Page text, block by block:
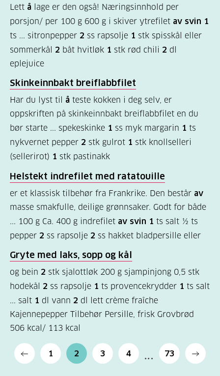
medlem
(1)
Lett å lage er den også! Næringsinnhold per
porsjon/ per 100 g 600 g i skiver ytrefilet av svin 1
ts ... sitronpepper 2 ss rapsolje 1 stk spisskål eller
sommerkål 2 båt hvitløk 1 stk rød chili 2 dl
eplejuice
Skinkeinnbakt breiflabbfilet
Har du lyst til å teste kokken i deg selv, er
oppskriften på skinkeinnbakt breiflabbfilet en du
bør starte ... spekeskinke 1 ss myk margarin 1 ts
nykvernet pepper 2 stk gulrot 1 stk knollselleri
(sellerirot) 1 stk pastinakk
Helstekt indrefilet med ratatouille
er et klassisk tilbehør fra Frankrike. Den består av
masse smakfulle, deilige grønnsaker. Godt for både
... 100 g Ca. 400 g indrefilet av svin 1 ts salt ½ ts
pepper 2 ss rapsolje 2 ss hakket bladpersille eller
Gryte med laks, sopp og kål
og bein 2 stk sjalottløk 200 g sjampinjong 0,5 stk
hodekål 2 ss rapsolje 1 ts provencekrydder 1 ts salt
... salt 1 dl vann 2 dl lett crème fraîche
Kajennepepper Tilbehør Persille, frisk Grovbrød
506 kcal/ 113 kcal
1 2 3 4 73